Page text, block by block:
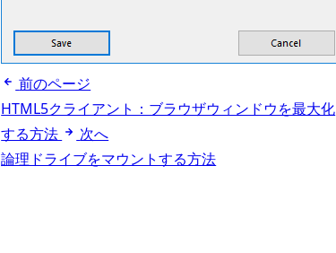
前のページ
HTML5クライアント：ブラウザウィンドウを最大化
する方法
次へ
論理ドライブをマウントする方法